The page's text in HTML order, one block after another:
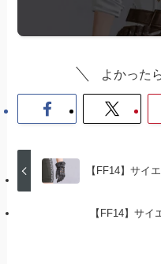
よかった
【FF14】サイ
【FF14】サ